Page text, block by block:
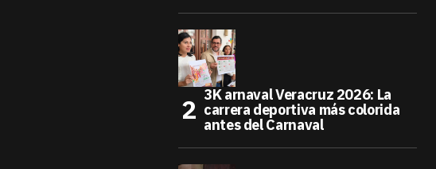
3K arnaval Veracruz 2026: La
carrera deportiva más colorida
antes del Carnaval